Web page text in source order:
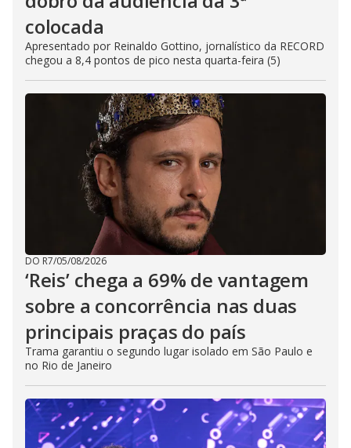
colocada
Apresentado por Reinaldo Gottino, jornalístico da RECORD
chegou a 8,4 pontos de pico nesta quarta-feira (5)
DO R7/05/08/2026
‘Reis’ chega a 69% de vantagem
sobre a concorrência nas duas
principais praças do país
Trama garantiu o segundo lugar isolado em São Paulo e
no Rio de Janeiro